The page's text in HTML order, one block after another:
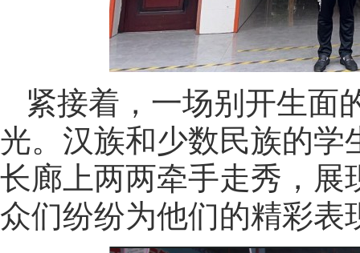
紧接着，一场别开生面
光。汉族和少数民族的学
长廊上两两牵手走秀，展
众们纷纷为他们的精彩表